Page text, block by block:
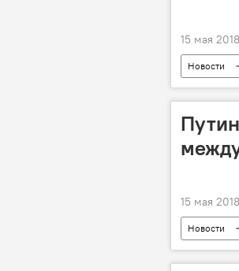
15 мая
Новости
Далай-лама
15 мая
Новости
Владимир